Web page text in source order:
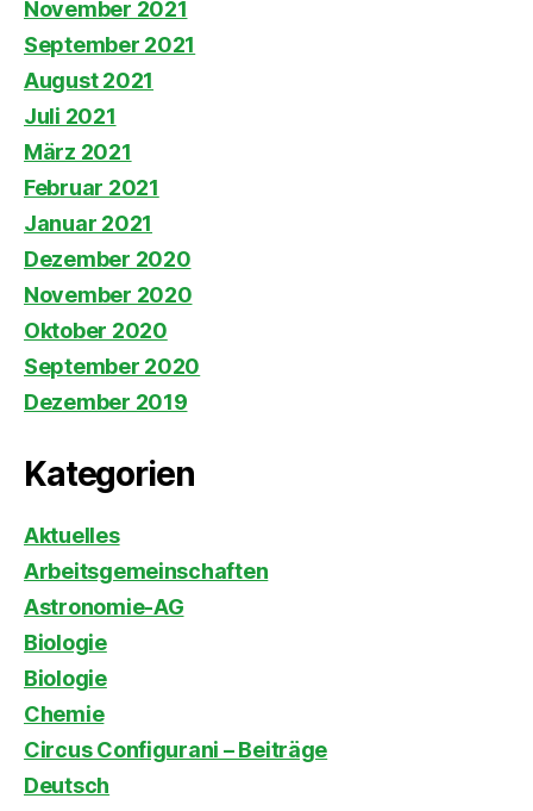
November 2021
September 2021
August 2021
Juli 2021
März 2021
Februar 2021
Januar 2021
Dezember 2020
November 2020
Oktober 2020
September 2020
Dezember 2019
Kategorien
Aktuelles
Arbeitsgemeinschaften
Astronomie-AG
Biologie
Biologie
Chemie
Circus Configurani – Beiträge
Deutsch